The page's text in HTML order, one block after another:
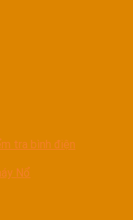
tra bình điện
Nổ